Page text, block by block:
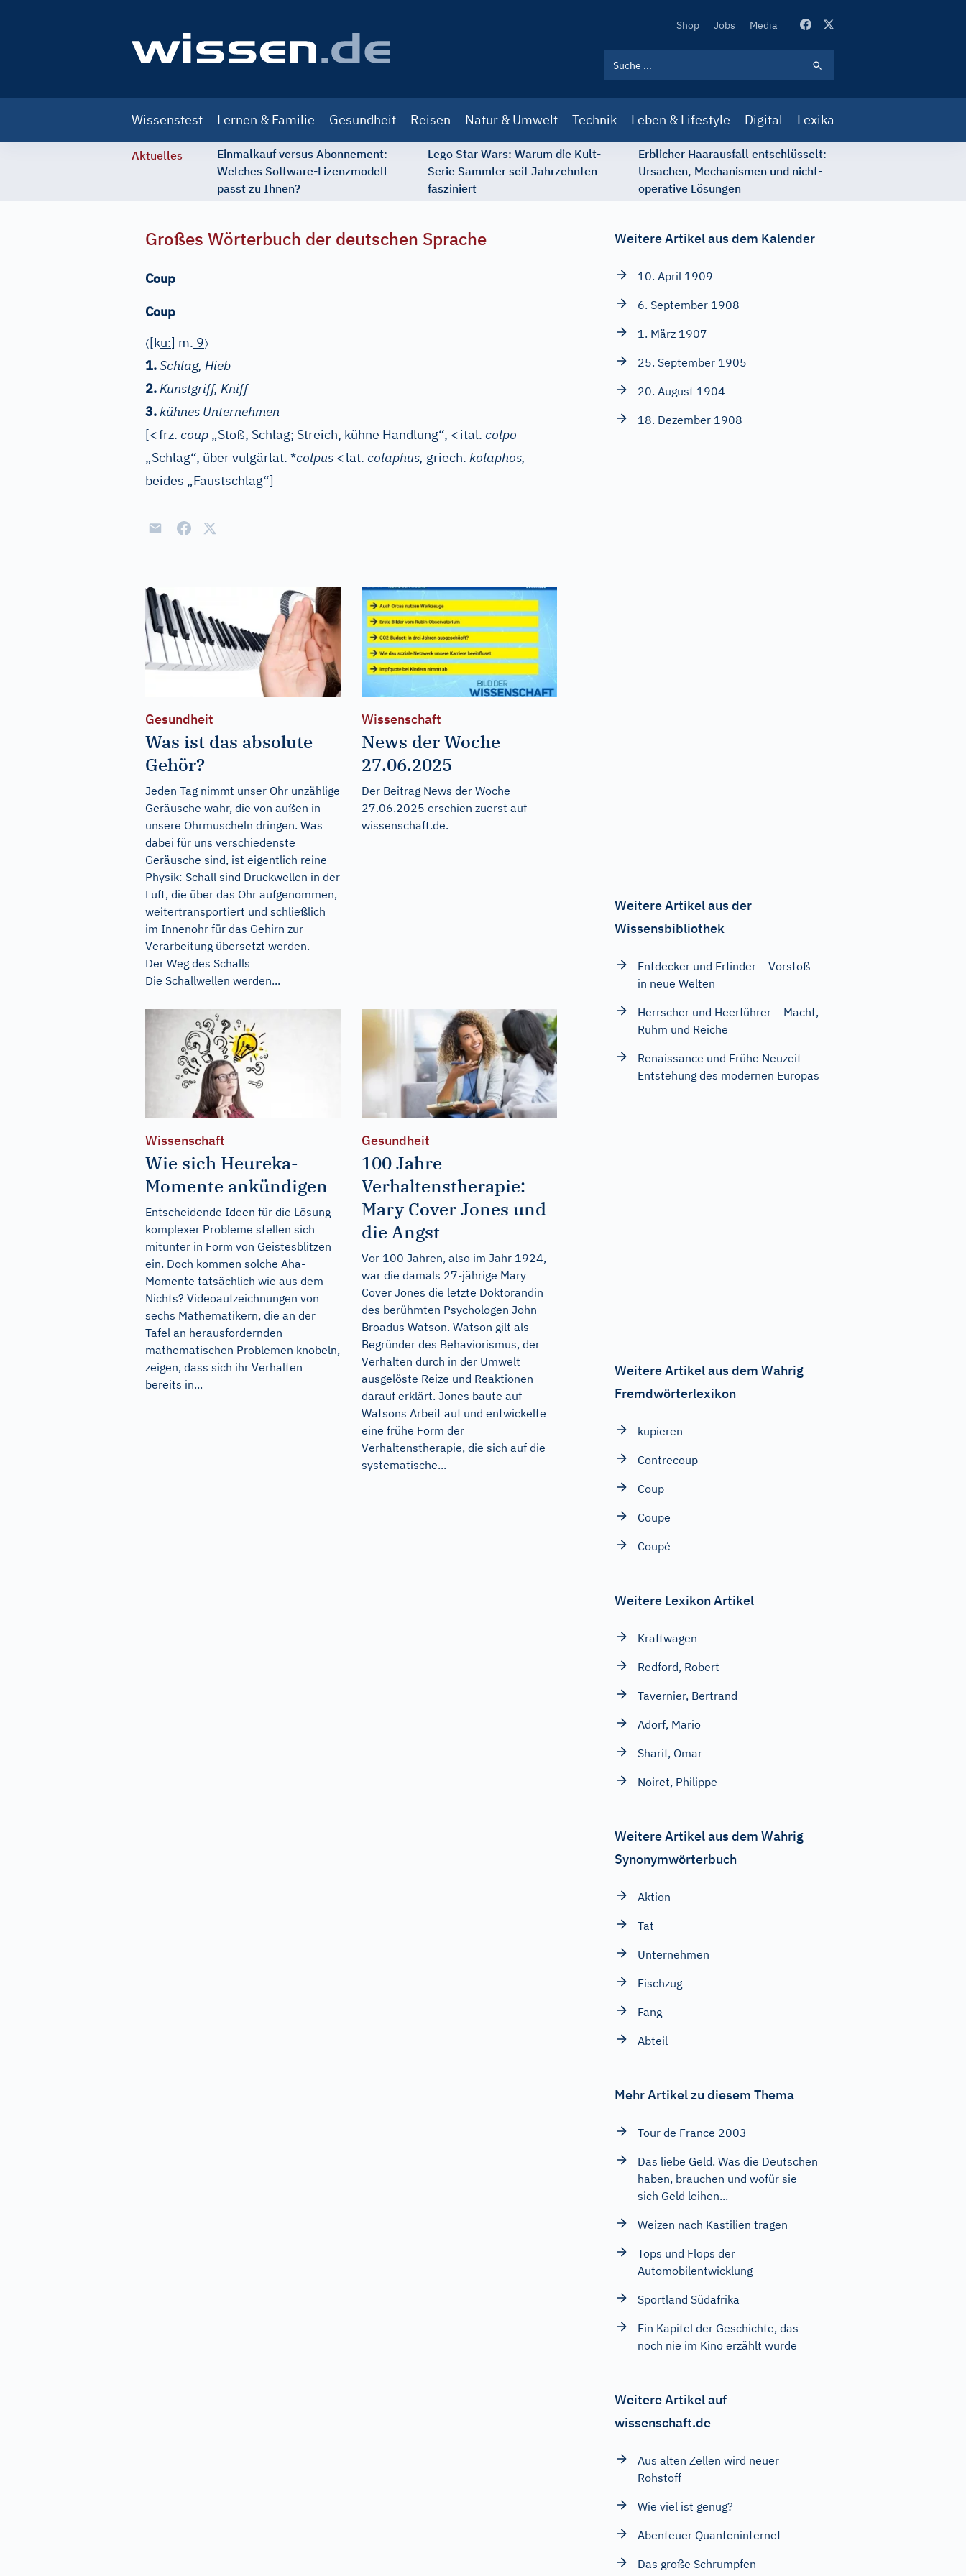
Secondary
Shop Jobs Media
navigation
Wissenstest Lernen & Familie Gesundheit Reisen Natur & Umwelt Technik Leben & Lifestyle Digital Lexika
Aktuelles
Einmalkauf versus Abonnement:
Welches Software-Lizenzmodell
passt zu Ihnen?
Lego Star Wars: Warum die Kult-
Serie Sammler seit Jahrzehnten
fasziniert
Erblicher Haarausfall entschlüsselt:
Ursachen, Mechanismen und nicht-
operative Lösungen
Großes Wörterbuch der deutschen Sprache
Coup
Coup
〈[ku:] m. 9〉
1.Schlag, Hieb
2.Kunstgriff, Kniff
3.kühnes Unternehmen
[<frz. coup „Stoß, Schlag; Streich, kühne Handlung“, <ital. colpo
„Schlag“, über vulgärlat. *colpus <lat. colaphus, griech. kolaphos,
beides „Faustschlag“]
Gesundheit
Was ist das absolute
Gehör?
Jeden Tag nimmt unser Ohr unzählige
Geräusche wahr, die von außen in
unsere Ohrmuscheln dringen. Was
dabei für uns verschiedenste
Geräusche sind, ist eigentlich reine
Physik: Schall sind Druckwellen in der
Luft, die über das Ohr aufgenommen,
weitertransportiert und schließlich
im Innenohr für das Gehirn zur
Verarbeitung übersetzt werden.
Der Weg des Schalls
Die Schallwellen werden...
Wissenschaft
News der Woche
27.06.2025
Der Beitrag News der Woche
27.06.2025 erschien zuerst auf
wissenschaft.de.
Wissenschaft
Wie sich Heureka-
Momente ankündigen
Entscheidende Ideen für die Lösung
komplexer Probleme stellen sich
mitunter in Form von Geistesblitzen
ein. Doch kommen solche Aha-
Momente tatsächlich wie aus dem
Nichts? Videoaufzeichnungen von
sechs Mathematikern, die an der
Tafel an herausfordernden
mathematischen Problemen knobeln,
zeigen, dass sich ihr Verhalten
bereits in...
Gesundheit
100 Jahre
Verhaltenstherapie:
Mary Cover Jones und
die Angst
Vor 100 Jahren, also im Jahr 1924,
war die damals 27-jährige Mary
Cover Jones die letzte Doktorandin
des berühmten Psychologen John
Broadus Watson. Watson gilt als
Begründer des Behaviorismus, der
Verhalten durch in der Umwelt
ausgelöste Reize und Reaktionen
darauf erklärt. Jones baute auf
Watsons Arbeit auf und entwickelte
eine frühe Form der
Verhaltenstherapie, die sich auf die
systematische...
Weitere Artikel aus dem Kalender
10. April 1909
6. September 1908
1. März 1907
25. September 1905
20. August 1904
18. Dezember 1908
Weitere Artikel aus der
Wissensbibliothek
Entdecker und Erfinder – Vorstoß
in neue Welten
Herrscher und Heerführer – Macht,
Ruhm und Reiche
Renaissance und Frühe Neuzeit –
Entstehung des modernen Europas
Weitere Artikel aus dem Wahrig
Fremdwörterlexikon
kupieren
Contrecoup
Coup
Coupe
Coupé
Weitere Lexikon Artikel
Kraftwagen
Redford, Robert
Tavernier, Bertrand
Adorf, Mario
Sharif, Omar
Noiret, Philippe
Weitere Artikel aus dem Wahrig
Synonymwörterbuch
Aktion
Tat
Unternehmen
Fischzug
Fang
Abteil
Mehr Artikel zu diesem Thema
Tour de France 2003
Das liebe Geld. Was die Deutschen
haben, brauchen und wofür sie
sich Geld leihen...
Weizen nach Kastilien tragen
Tops und Flops der
Automobilentwicklung
Sportland Südafrika
Ein Kapitel der Geschichte, das
noch nie im Kino erzählt wurde
Weitere Artikel auf
wissenschaft.de
Aus alten Zellen wird neuer
Rohstoff
Wie viel ist genug?
Abenteuer Quanteninternet
Das große Schrumpfen